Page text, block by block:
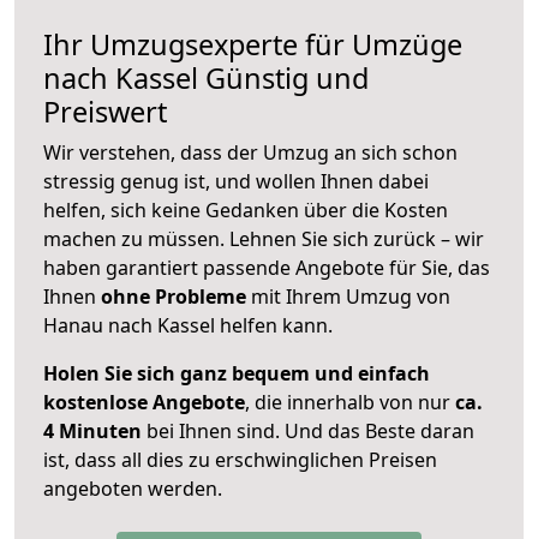
Ihr Umzugsexperte für Umzüge
nach Kassel Günstig und
Preiswert
Wir verstehen, dass der Umzug an sich schon
stressig genug ist, und wollen Ihnen dabei
helfen, sich keine Gedanken über die Kosten
machen zu müssen. Lehnen Sie sich zurück – wir
haben garantiert passende Angebote für Sie, das
Ihnen ohne Probleme mit Ihrem Umzug von
Hanau nach Kassel helfen kann.
Holen Sie sich ganz bequem und einfach
kostenlose Angebote, die innerhalb von nurca.
4 Minuten bei Ihnen sind. Und das Beste daran
ist, dass all dies zu erschwinglichen Preisen
angeboten werden.